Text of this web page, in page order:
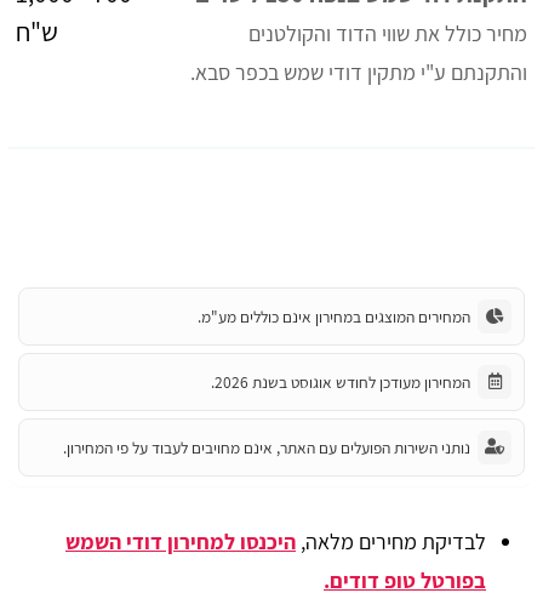
מחיר כולל את שווי הדוד והקולטנים
והתקנתם ע"י מתקין דודי שמש בכפר סבא.
ש"ח
המחירים המוצגים במחירון אינם כוללים מע"מ.
המחירון מעודכן לחודש אוגוסט בשנת 2026.
נותני השירות הפועלים עם האתר, אינם מחויבים לעבוד על פי המחירון.
לבדיקת מחירים מלאה, היכנסו למחירון דודי השמש
בפורטל טופ דודים.